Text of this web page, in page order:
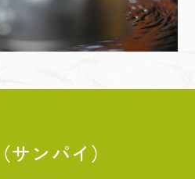
ンパイ）